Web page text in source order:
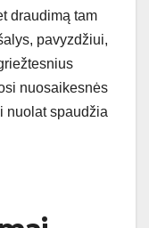
draudimą tam
pavyzdžiui,
nuosaikesnės
nuolat spaudžia